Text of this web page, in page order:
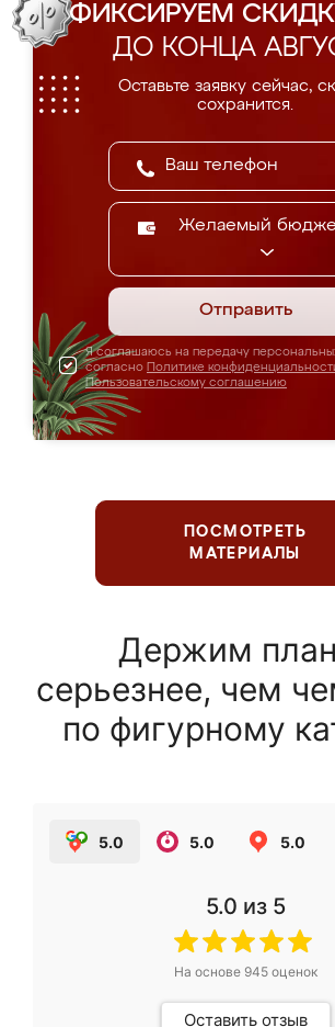
ФИКСИРУЕМ
ДО КОНЦА
Оставьте заявку сейчас,
сохранится.
Желаемый
Отправить
Я соглашаюсь на передачу
согласно Политике
Пользовательскому соглашению
ПОСМОТРЕТЬ
МАТЕРИАЛЫ
Держим
серьезнее, чем
по фигурному
5.0 5.0 5.0
5.0 из 5
На основе 945оценок
Оставить отзыв